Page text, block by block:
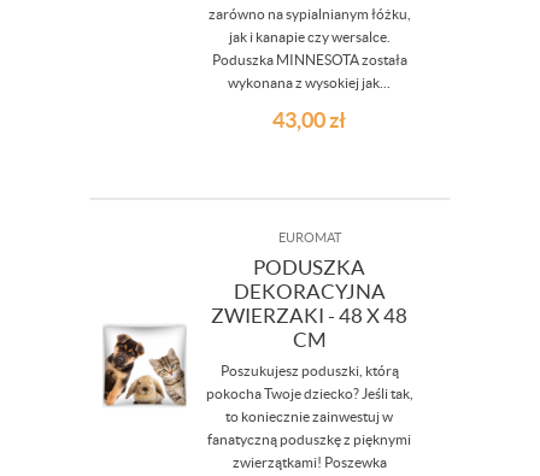
zarówno na sypialnianym łóżku,
jak i kanapie czy wersalce.
Poduszka MINNESOTA została
wykonana z wysokiej jak...
43,00zł
EUROMAT
PODUSZKA
DEKORACYJNA
ZWIERZAKI - 48 X 48
CM
Poszukujesz poduszki, którą
pokocha Twoje dziecko? Jeśli tak,
to koniecznie zainwestuj w
fanatyczną poduszkę z pięknymi
zwierzątkami! Poszewka